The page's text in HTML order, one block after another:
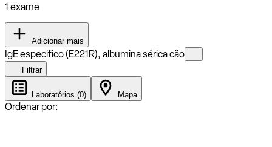
1 exame
Adicionar mais
IgE especifico (E221R), albumina sérica cão
Filtrar
Laboratórios (0) Mapa
Ordenar por: